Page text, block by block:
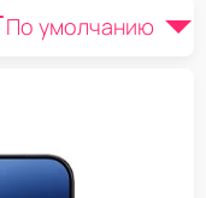
По умолчанию